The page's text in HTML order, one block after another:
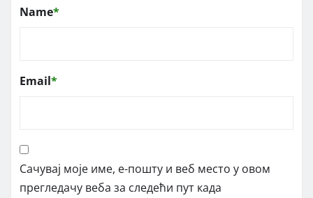
Name*
Email*
Сачувај моје име, е-пошту и веб место у овом
прегледачу веба за следећи пут када